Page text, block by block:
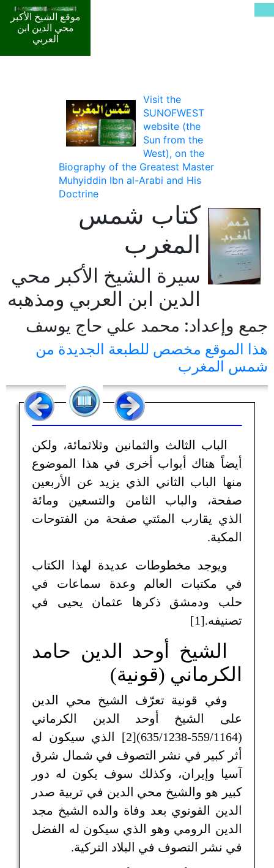
موقع الشيخ الأكبر
محي الدين ابن
العربي
Visit the
SUNOFWEST
website (the
Sun from the
West), on the
Biography of the Greatest Master
Muhyiddin Ibn al-Arabi and His
Doctrine
كتاب شمس
المغرب
سيرة الشيخ الأكبر محي
الدين ابن العربي ومذهبه
جمع وإعداد: محمد علي حاج يوسف
هذا الموقع مخصص للطبعة الجديدة من
شمس المغرب
الباب الثالث والثمانين وثلاثمائة، ولكن
أيضاً هناك أبواب أخرى في هذا الموضوع
منها الباب الثاني الذي يزيد عن الأربعين
صفحة، والباب الثامن والتسعين ومائة
الذي يقارب المئتي صفحة من الفتوحات
المكية.
ويوجد مخطوطات عديدة لهذا الكتاب
في مكتبات العالم وعدة سماعات في
حلب ودمشق ذكرها عثمان يحيى في
تصنيفه.[1]
الشيخ أوحد الدين حامد
الكرماني (قونية)
وفي قونية تعرّف الشيخ محي الدين
على الشيخ أوحد الدين الكرماني
(559/1164-635/1238)[2] الذي سيكون له
أثر كبير في نشر التصوف في شمال شرق
آسيا وإيران، وكذلك سوف يكون له دور
كبير هو والشيخ محي الدين في تربية صدر
الدين القونوي بعد وفاة والده الشيخ مجد
الدين الرومي وهو الذي سيكون له الفضل
في نشر التصوف في البلاد التركية.